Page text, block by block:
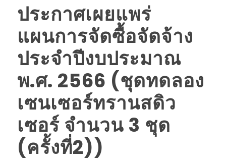
ประกาศเผยแพร่
แผนการจัดซื้อจัดจ้าง
ประจำปีงบประมาณ
พ.ศ. 2566 (ชุดทดลอง
เซนเซอร์ทรานสดิว
เซอร์ จำนวน 3 ชุด
(ครั้งที่2))